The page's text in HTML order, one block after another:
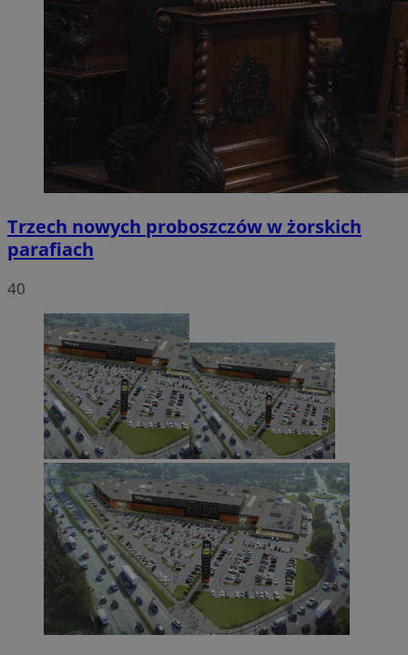
Trzech nowych proboszczów w żorskich
parafiach
40